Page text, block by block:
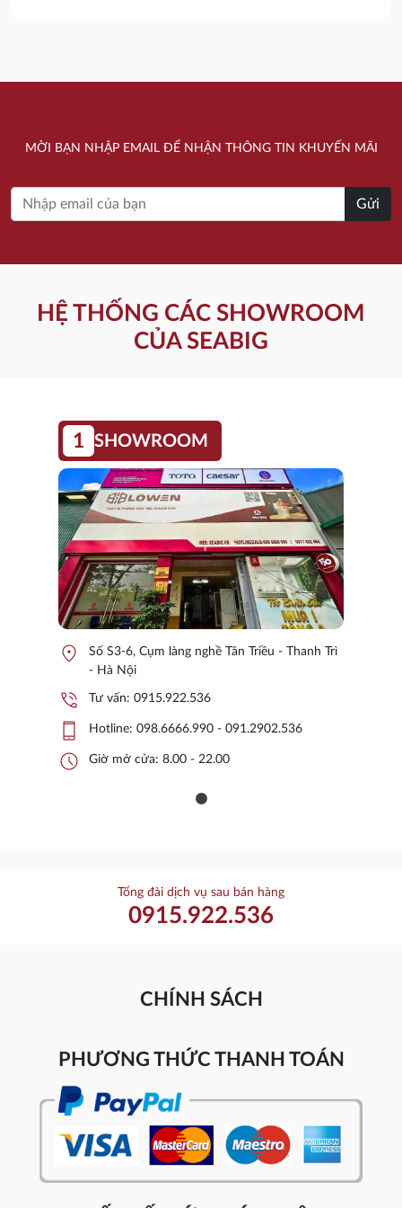
MỜI BẠN NHẬP EMAIL ĐỂ NHẬN THÔNG TIN KHUYẾN MÃI
Gửi
HỆ THỐNG CÁC SHOWROOM
CỦA SEABIG
1 SHOWROOM
location_on
Số S3-6, Cụm làng nghề Tân Triều - Thanh Trì
- Hà Nội
phone_in_talk Tư vấn: 0915.922.536
phone_iphone Hotline: 098.6666.990 - 091.2902.536
schedule Giờ mở cửa: 8.00 - 22.00
Tổng đài dịch vụ sau bán hàng
0915.922.536
CHÍNH SÁCH
PHƯƠNG THỨC THANH TOÁN